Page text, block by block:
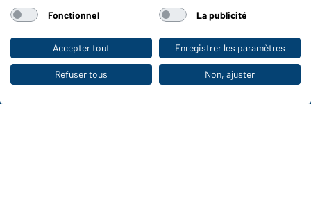
Vers la boutique pour particuliers
Tailles
Couleurs
WORKWEAR COLLECTION
Le choix idéal pour les professionnels :
Fonctionnel La publicité
Accepter tout Enregistrer les paramètres
Refuser tous Non, ajuster